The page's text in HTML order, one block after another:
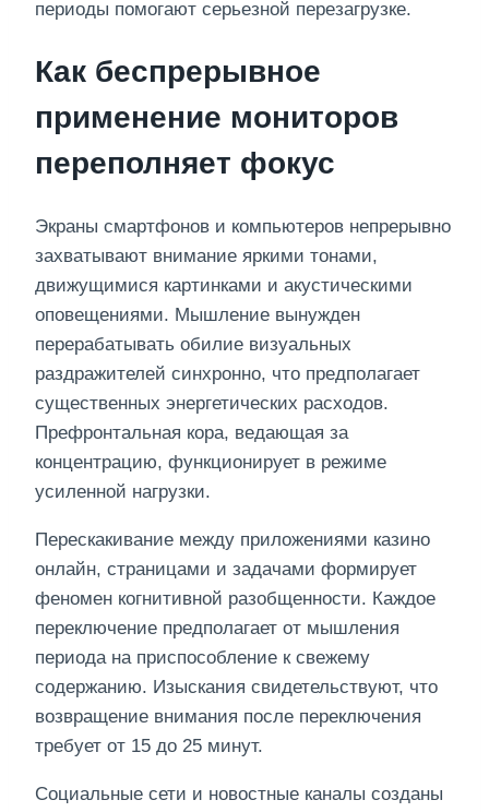
периоды помогают серьезной перезагрузке.
Как беспрерывное
применение мониторов
переполняет фокус
Экраны смартфонов и компьютеров непрерывно
захватывают внимание яркими тонами,
движущимися картинками и акустическими
оповещениями. Мышление вынужден
перерабатывать обилие визуальных
раздражителей синхронно, что предполагает
существенных энергетических расходов.
Префронтальная кора, ведающая за
концентрацию, функционирует в режиме
усиленной нагрузки.
Перескакивание между приложениями казино
онлайн, страницами и задачами формирует
феномен когнитивной разобщенности. Каждое
переключение предполагает от мышления
периода на приспособление к свежему
содержанию. Изыскания свидетельствуют, что
возвращение внимания после переключения
требует от 15 до 25 минут.
Социальные сети и новостные каналы созданы